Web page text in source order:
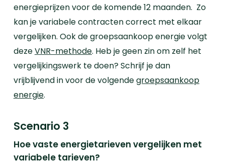
energieprijzen voor de komende 12 maanden. Zo
kan je variabele contracten correct met elkaar
vergelijken. Ook de groepsaankoop energie volgt
dezeVNR-methode. Heb je geen zin om zelf het
vergelijkingswerk te doen? Schrijf je dan
vrijblijvend in voor de volgendegroepsaankoop
energie.
Scenario 3
Hoe vaste energietarieven vergelijken met
variabele tarieven?